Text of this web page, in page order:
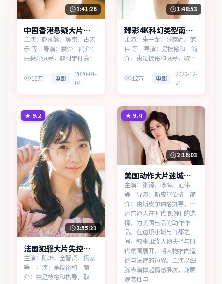
1:41:26
中国香港悬疑大片终
局回响热播更新中
主演：赵丽颖、吴京、古天
乐 等 导演：娄烨 简介：
由娄烨执导，取材于社会新
作品。在春运与归乡的旅途
中，叙事围绕人物抉择与时
演撑起情感层次，兼顾观赏
性与现实意义。
12万 电影
2020-01-
04
1:48:53
臻彩4K科幻类型南港
回响多终端播放
主演：朱一龙、张家辉、范
伟 等 导演：是枝裕和 简
介：由是枝裕和执导，取材
的科幻作品。在雨夜与霓虹
之间，叙事围绕人物抉择与
反转不断。主演以细腻表演
撑起情感层次，兼顾观赏性
与现实意义。
12万 电影
2020-12-
21
★ 9.2
2:55:21
法国犯罪大片失控回
响多终端播放
主演：陈坤、全智贤、杨紫
等 导演：是枝裕和 简
介：由是枝裕和执导，取材
★ 9.4
2:16:03
美国动作大片迷城档
案免费点播
主演：张译、咏梅、范伟
等 导演：斯皮尔伯格 简
介：由斯皮尔伯格执导，讲
述普通人在时代浪潮中的选
择，为美国出品的动作作
品。在边境小城与首都之
间，叙事围绕人物抉择与时
代氛围展开，将人物推向道
德与法律的边界。主演以细
腻表演撑起情感层次，兼顾
观赏性与…